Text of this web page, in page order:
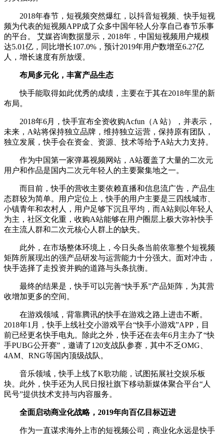
2018年春节，短视频突然爆红，以抖音短视频、快手短视
频为代表的短视频APP成了众多中国年轻人分享自己春节乐事
的平台。 艾媒咨询数据显示，2018年，中国短视频用户规模
达5.01亿，同比增长107.0%，预计2019年用户数增至6.27亿
人，增长速度有所放缓。
布局多元化，丰富产品生态
快手能取得如此优秀的成绩，主要在于其在2018年里的新
布局。
2018年6月，快手宣布全资收购Acfun（A 站），并表示，
未来，A站将保持独立品牌，维持独立运营，保持原有团队，
独立发展，快手会在资金、资源、技术等给予A站大力支持。
作为中国第一家弹幕视频网站，A站覆盖了大量的二次元
用户和作品是国内二次元年轻人的主要聚集地之一。
而目前，快手的营收主要依赖直播和信息流广告，产品生
态群较为简单。用户定位上，快手的用户主要是三四线城市、
小镇青年和农村人，用户足够下沉且平均，而A站则以年轻人
为主，社区文化重，收购A站能够在用户圈层上极大弥补快手
在主流人群和二次元核心人群上的缺失。
此外，在市场整体环境上，今日头条当前依靠整个短视频
矩阵所展现出的强产品研发与运营能力十分强大。面对冲击，
快手选择了走投资并购的道路与头条抗衡。
最终的结果是，快手可以完善“快手系”产品矩阵，为其营
收增加更多的空间。
在游戏领域，背靠腾讯的快手在游戏之路上进击不断。
2018年1月，快手上线社交小游戏平台“快手小游戏”APP，目
前已经更名快手电丸。除此之外，快手还在去年6月主办了“快
手PUBG公开赛”，邀请了120支战队参赛，其中不乏OMG、
4AM、RNG等国内顶级战队。
音乐领域，快手上线了K歌功能，试图拓展社交娱乐板
块。此外，快手还为人民日报社旗下移动新媒体聚合平台“人
民号”提供技术支持与内容服务。
全面启动商业化战略，2019年向百亿目标迈进
作为一直谋求海外上市的短视频公司，商业化永远是快手